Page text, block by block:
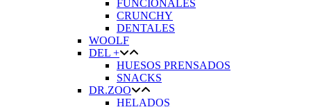
FUNCIONALES
CRUNCHY
DENTALES
WOOLF
DEL +
HUESOS PRENSADOS
SNACKS
DR.ZOO
HELADOS